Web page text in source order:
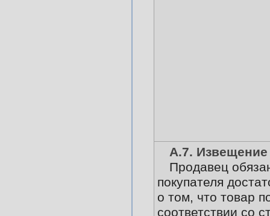
А.7.
Продавец
покупателя
о том, что товар
соответствии со